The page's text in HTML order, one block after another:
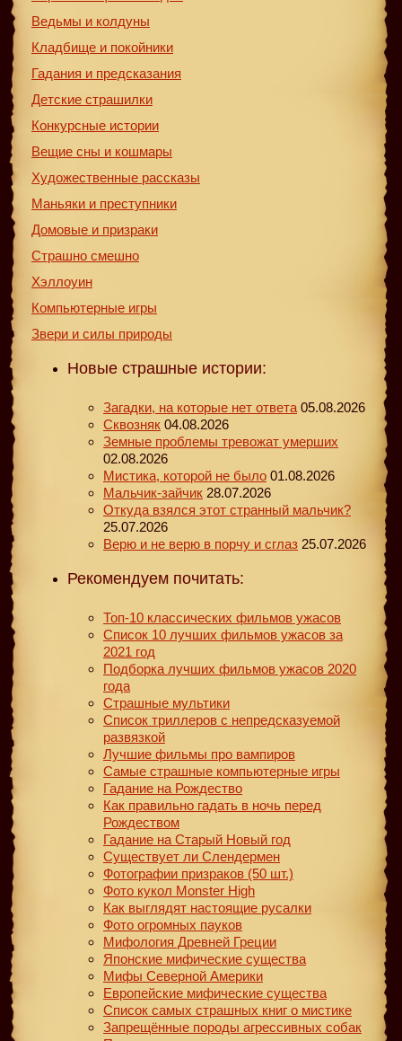
Ведьмы и колдуны
Кладбище и покойники
Гадания и предсказания
Детские страшилки
Конкурсные истории
Вещие сны и кошмары
Художественные рассказы
Маньяки и преступники
Домовые и призраки
Страшно смешно
Хэллоуин
Компьютерные игры
Звери и силы природы
Новые страшные истории:
Загадки, на которые нет ответа 05.08.2026
Сквозняк 04.08.2026
Земные проблемы тревожат умерших
02.08.2026
Мистика, которой не было 01.08.2026
Мальчик-зайчик 28.07.2026
Откуда взялся этот странный мальчик?
25.07.2026
Верю и не верю в порчу и сглаз 25.07.2026
Рекомендуем почитать:
Топ-10 классических фильмов ужасов
Список 10 лучших фильмов ужасов за
2021 год
Подборка лучших фильмов ужасов 2020
года
Страшные мультики
Список триллеров с непредсказуемой
развязкой
Лучшие фильмы про вампиров
Самые страшные компьютерные игры
Гадание на Рождество
Как правильно гадать в ночь перед
Рождеством
Гадание на Старый Новый год
Существует ли Слендермен
Фотографии призраков (50 шт.)
Фото кукол Monster High
Как выглядят настоящие русалки
Фото огромных пауков
Мифология Древней Греции
Японские мифические существа
Мифы Северной Америки
Европейские мифические существа
Список самых страшных книг о мистике
Запрещённые породы агрессивных собак